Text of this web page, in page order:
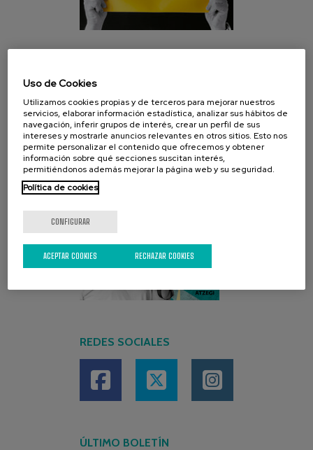
REDES SOCIALES
ÚLTIMO BOLETÍN
Uso de Cookies
Utilizamos cookies propias y de terceros para mejorar nuestros
servicios, elaborar información estadística, analizar sus hábitos de
navegación, inferir grupos de interés, crear un perfil de sus
intereses y mostrarle anuncios relevantes en otros sitios. Esto nos
permite personalizar el contenido que ofrecemos y obtener
información sobre qué secciones suscitan interés,
permitiéndonos además mejorar la página web y su seguridad.
Política de cookies
CONFIGURAR
RECHAZAR COOKIES
ACEPTAR COOKIES